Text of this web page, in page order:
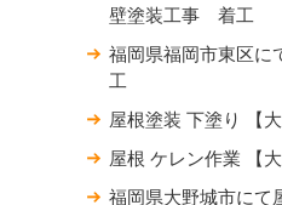
壁塗装工事 着工
福岡県福岡市東区
工
屋根塗装 下塗り 【
屋根 ケレン作業 【
福岡県大野城市に